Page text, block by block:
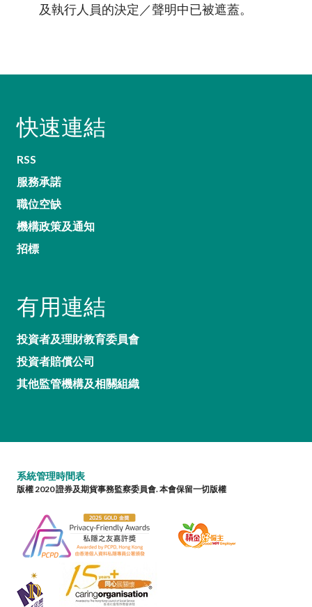
及執行人員的決定／聲明中已被遮蓋。
快速連結
RSS
服務承諾
職位空缺
機構政策及通知
招標
有用連結
投資者及理財教育委員會
投資者賠償公司
其他監管機構及相關組織
系統管理時間表
版權 2020 證券及期貨事務監察委員會. 本會保留一切版權